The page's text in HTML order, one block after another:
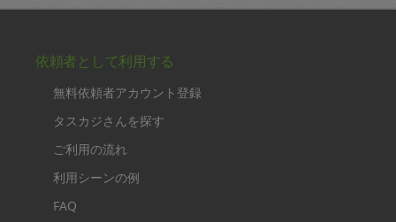
依頼者として利用する
無料依頼者アカウント登録
タスカジさんを探す
ご利用の流れ
利用シーンの例
FAQ